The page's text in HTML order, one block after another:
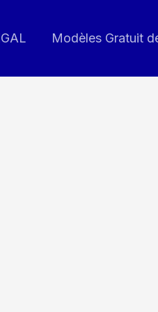
Modèles Gratuit